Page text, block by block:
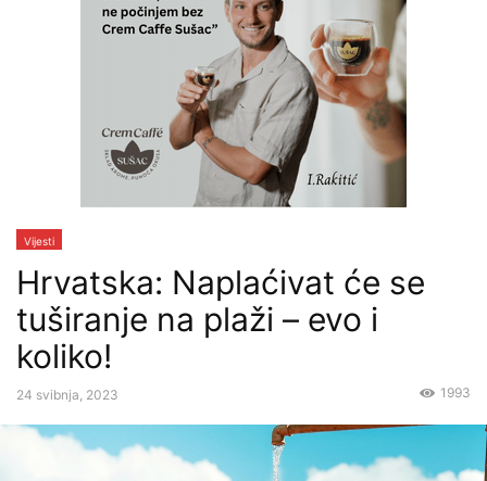
Vijesti
Hrvatska: Naplaćivat će se
tuširanje na plaži – evo i
koliko!
24 svibnja, 2023 1993